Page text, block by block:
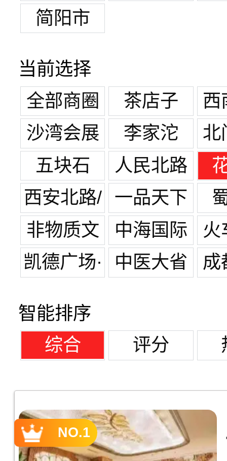
简阳市
当前选择
全部商圈
茶店子
西
沙湾会展
中心
李家沱
北
五块石
人民北路
西安北路/
宽窄巷子
一品天下
非物质文
化遗产
中海国际
火
凯德广场·
中医大省
成
智能排序
综合
评分
NO.1